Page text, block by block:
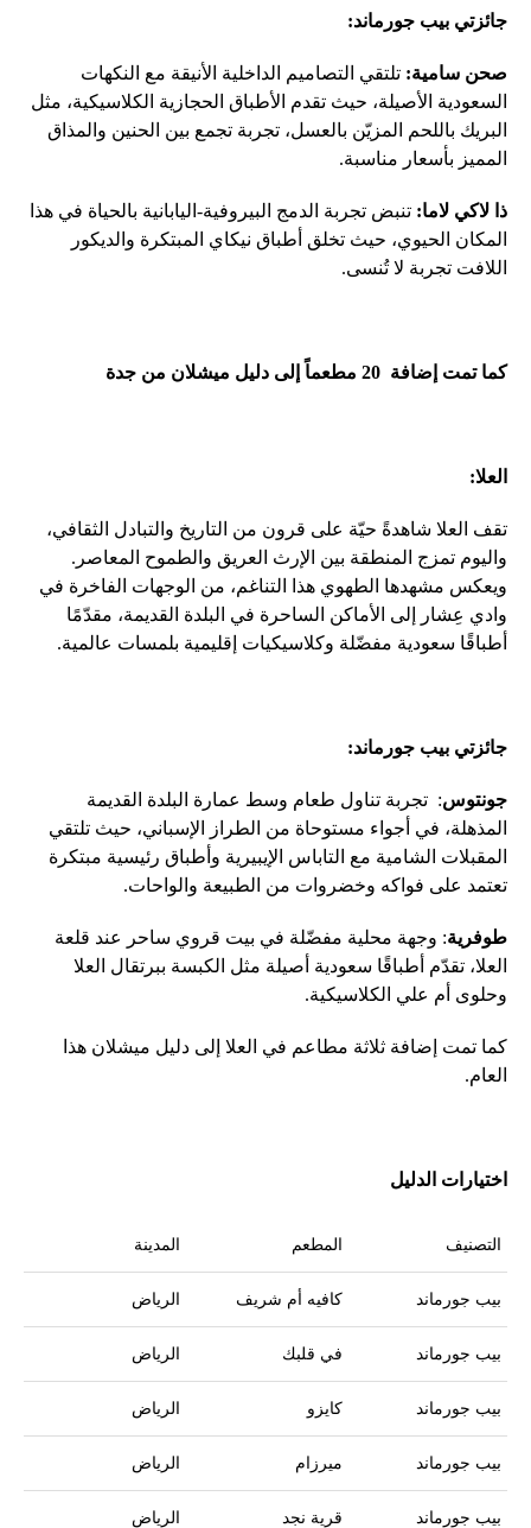
جائزتي بيب جورماند:
صحن سامية: تلتقي التصاميم الداخلية الأنيقة مع النكهات
السعودية الأصيلة، حيث تقدم الأطباق الحجازية الكلاسيكية، مثل
البريك باللحم المزيّن بالعسل، تجربة تجمع بين الحنين والمذاق
المميز بأسعار مناسبة.
ذا لاكي لاما: تنبض تجربة الدمج البيروفية-اليابانية بالحياة في هذا
المكان الحيوي، حيث تخلق أطباق نيكاي المبتكرة والديكور
اللافت تجربة لا تُنسى.
كما تمت إضافة مطعماً إلى دليل ميشلان من جدة
العلا:
تقف العلا شاهدةً حيّة على قرون من التاريخ والتبادل الثقافي،
واليوم تمزج المنطقة بين الإرث العريق والطموح المعاصر.
ويعكس مشهدها الطهوي هذا التناغم، من الوجهات الفاخرة في
وادي عِشار إلى الأماكن الساحرة في البلدة القديمة، مقدّمًا
أطباقًا سعودية مفضّلة وكلاسيكيات إقليمية بلمسات عالمية.
جائزتي بيب جورماند:
جونتوس: تجربة تناول طعام وسط عمارة البلدة القديمة
المذهلة، في أجواء مستوحاة من الطراز الإسباني، حيث تلتقي
المقبلات الشامية مع التاباس الإيبيرية وأطباق رئيسية مبتكرة
تعتمد على فواكه وخضروات من الطبيعة والواحات.
طوفرية: وجهة محلية مفضّلة في بيت قروي ساحر عند قلعة
العلا، تقدّم أطباقًا سعودية أصيلة مثل الكبسة ببرتقال العلا
وحلوى أم علي الكلاسيكية.
كما تمت إضافة ثلاثة مطاعم في العلا إلى دليل ميشلان هذا
العام.
اختيارات الدليل
التصنيف المطعم المدينة
بيب جورماند كافيه أم شريف الرياض
بيب جورماند في قلبك الرياض
بيب جورماند كايزو الرياض
بيب جورماند ميرزام الرياض
بيب جورماند قرية نجد الرياض